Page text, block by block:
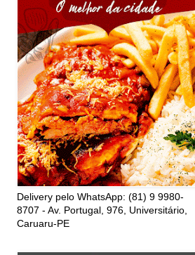
Delivery pelo WhatsApp: (81) 9 9980-
8707 - Av. Portugal, 976, Universitário,
Caruaru-PE